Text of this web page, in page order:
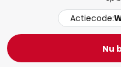
Actiecode:
Nu